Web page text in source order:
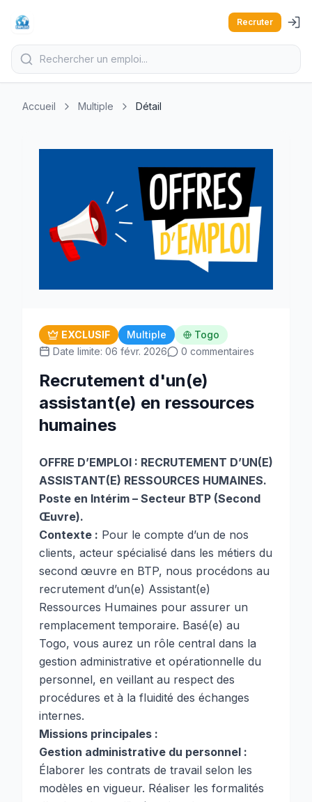
Recruter
Accueil Multiple Détail
EXCLUSIF Multiple
Togo
Date limite: 06 févr. 2026
0 commentaires
Recrutement d'un(e)
assistant(e) en ressources
humaines
OFFRE D’EMPLOI : RECRUTEMENT D’UN(E)
ASSISTANT(E) RESSOURCES HUMAINES.
Poste en Intérim – Secteur BTP (Second
Œuvre).
Contexte : Pour le compte d’un de nos
clients, acteur spécialisé dans les métiers du
second œuvre en BTP, nous procédons au
recrutement d’un(e) Assistant(e)
Ressources Humaines pour assurer un
remplacement temporaire. Basé(e) au
Togo, vous aurez un rôle central dans la
gestion administrative et opérationnelle du
personnel, en veillant au respect des
procédures et à la fluidité des échanges
internes.
Missions principales :
Gestion administrative du personnel :
Élaborer les contrats de travail selon les
modèles en vigueur. Réaliser les formalités